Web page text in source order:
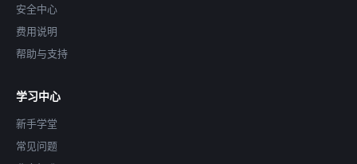
安全中心
费用说明
帮助与支持
学习中心
新手学堂
常见问题